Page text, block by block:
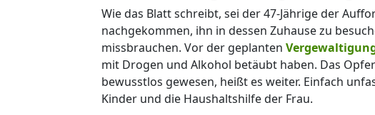
Wie das Blatt schreibt, sei der 47-Jährige der
nachgekommen, ihn in dessen Zuhause zu
missbrauchen. Vor der geplanten
mit Drogen und Alkohol betäubt haben. Das
bewusstlos gewesen, heißt es weiter. Einfach
Kinder und die Haushaltshilfe der Frau.